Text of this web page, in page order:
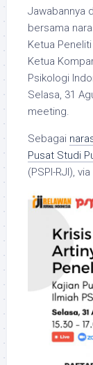
Jawabannya
bersama
Ketua
Ketua
Psikologi
Selasa, 31
meeting.
Sebagai
Pusat Studi
(PSPI-RJI),